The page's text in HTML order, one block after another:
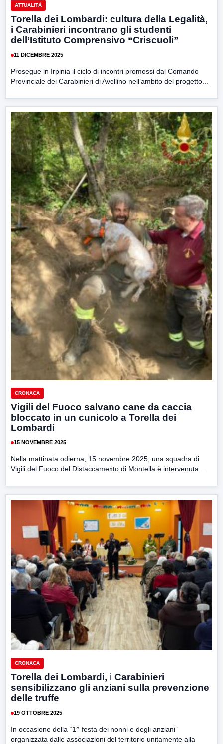
ATTUALITÀ
Torella dei Lombardi: cultura della Legalità,
i Carabinieri incontrano gli studenti
dell’Istituto Comprensivo “Criscuoli”
11 DICEMBRE 2025
Prosegue in Irpinia il ciclo di incontri promossi dal Comando
Provinciale dei Carabinieri di Avellino nell’ambito del progetto...
CRONACA
Vigili del Fuoco salvano cane da caccia
bloccato in un cunicolo a Torella dei
Lombardi
15 NOVEMBRE 2025
Nella mattinata odierna, 15 novembre 2025, una squadra di
Vigili del Fuoco del Distaccamento di Montella è intervenuta...
CRONACA
Torella dei Lombardi, i Carabinieri
sensibilizzano gli anziani sulla prevenzione
delle truffe
19 OTTOBRE 2025
In occasione della “1^ festa dei nonni e degli anziani”
organizzata dalle associazioni del territorio unitamente alla